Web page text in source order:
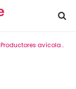
Productores avícolas se capacitaron en nutrición animal